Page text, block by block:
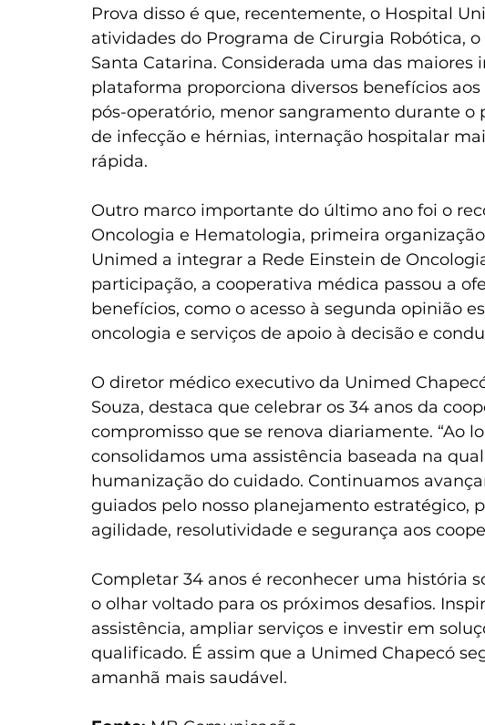
Prova disso é que, recentemente, o Hospital
atividades do Programa de Cirurgia Robótica,
Santa Catarina. Considerada uma das maiores
plataforma proporciona diversos benefícios
pós-operatório, menor sangramento durante o
de infecção e hérnias, internação hospitalar
rápida.
Outro marco importante do último ano foi o
Oncologia e Hematologia, primeira
Unimed a integrar a Rede Einstein de
participação, a cooperativa médica passou a
benefícios, como o acesso à segunda opinião
oncologia e serviços de apoio à decisão e
O diretor médico executivo da Unimed
Souza, destaca que celebrar os 34 anos da
compromisso que se renova diariamente. “Ao
consolidamos uma assistência baseada na
humanização do cuidado. Continuamos
guiados pelo nosso planejamento estratégico,
agilidade, resolutividade e segurança aos
Completar 34 anos é reconhecer uma história
o olhar voltado para os próximos desafios.
assistência, ampliar serviços e investir em
qualificado. É assim que a Unimed Chapecó
amanhã mais saudável.